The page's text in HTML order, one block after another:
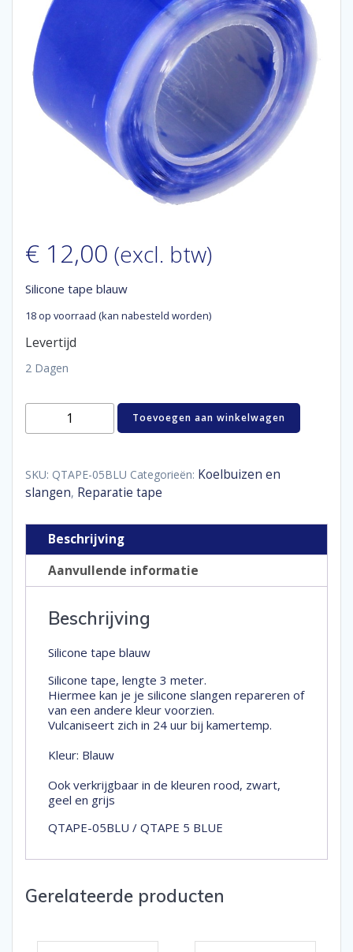
€ 12,00 (excl. btw)
Silicone tape blauw
18 op voorraad (kan nabesteld worden)
Levertijd
2 Dagen
Silicone
Toevoegen aan winkelwagen
SKU: QTAPE-05BLU Categorieën: Koelbuizen en
slangen, Reparatie tape
Beschrijving
Aanvullende informatie
Beschrijving
Silicone tape blauw
Silicone tape, lengte 3 meter.
Hiermee kan je je silicone slangen repareren of
van een andere kleur voorzien.
Vulcaniseert zich in 24 uur bij kamertemp.
Kleur: Blauw
Ook verkrijgbaar in de kleuren rood, zwart,
geel en grijs
QTAPE-05BLU / QTAPE 5 BLUE
Gerelateerde producten